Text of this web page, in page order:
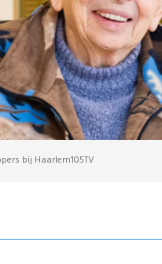
bij Haarlem105TV